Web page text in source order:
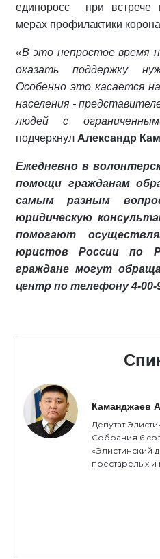
единоросс при встрече
мерах профилактики
«В это непростое время
оказать поддержку
Особенно это касается
населения -
людей с
подчеркнул Александр
Ежедневно в
помощи гражданам
самым разным
юридическую
помогают
юристов России по
граждане могут
центр по телефону 4-00-
Каманджаев
Депутат
Собрания 6
«Элистинский
престарелых и